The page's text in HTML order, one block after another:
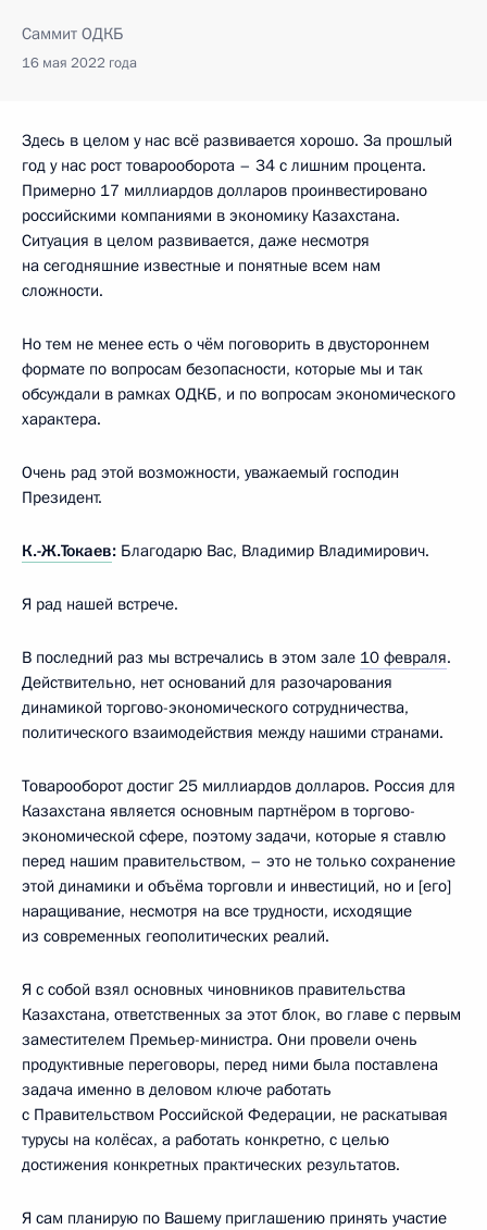
Саммит ОДКБ
16 мая 2022 года
Здесь в целом у нас всё развивается хорошо. За прошлый
год у нас рост товарооборота – 34 с лишним процента.
Примерно 17 миллиардов долларов проинвестировано
российскими компаниями в экономику Казахстана.
Ситуация в целом развивается, даже несмотря
на сегодняшние известные и понятные всем нам
сложности.
Но тем не менее есть о чём поговорить в двустороннем
формате по вопросам безопасности, которые мы и так
обсуждали в рамках ОДКБ, и по вопросам экономического
характера.
Очень рад этой возможности, уважаемый господин
Президент.
К.-Ж.Токаев: Благодарю Вас, Владимир Владимирович.
Я рад нашей встрече.
В последний раз мы встречались в этом зале 10 февраля.
Действительно, нет оснований для разочарования
динамикой торгово-экономического сотрудничества,
политического взаимодействия между нашими странами.
Товарооборот достиг 25 миллиардов долларов. Россия для
Казахстана является основным партнёром в торгово-
экономической сфере, поэтому задачи, которые я ставлю
перед нашим правительством, – это не только сохранение
этой динамики и объёма торговли и инвестиций, но и [его]
наращивание, несмотря на все трудности, исходящие
из современных геополитических реалий.
Я с собой взял основных чиновников правительства
Казахстана, ответственных за этот блок, во главе с первым
заместителем Премьер-министра. Они провели очень
продуктивные переговоры, перед ними была поставлена
задача именно в деловом ключе работать
с Правительством Российской Федерации, не раскатывая
турусы на колёсах, а работать конкретно, с целью
достижения конкретных практических результатов.
Я сам планирую по Вашему приглашению принять участие